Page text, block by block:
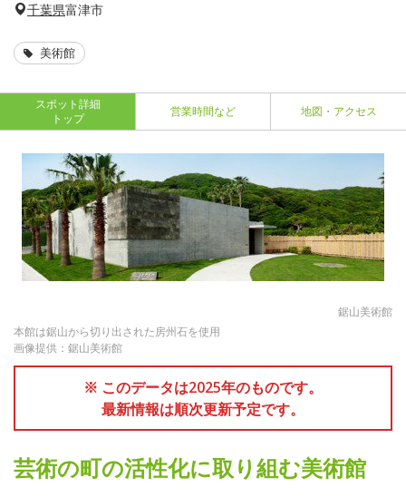
千葉県富津市
美術館
スポット詳細
トップ
営業時間など 地図・アクセス
鋸山美術館
本館は鋸山から切り出された房州石を使用
画像提供：鋸山美術館
※ このデータは2025年のものです。
最新情報は順次更新予定です。
芸術の町の活性化に取り組む美術館